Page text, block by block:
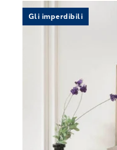
Gli imperdibili